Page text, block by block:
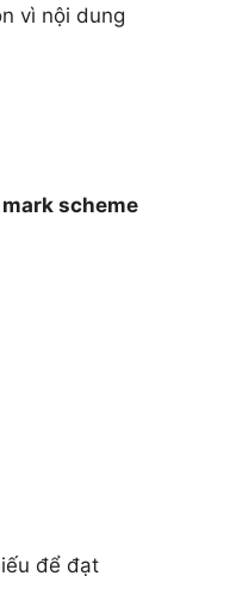
vì nội dung
mark scheme
để đạt